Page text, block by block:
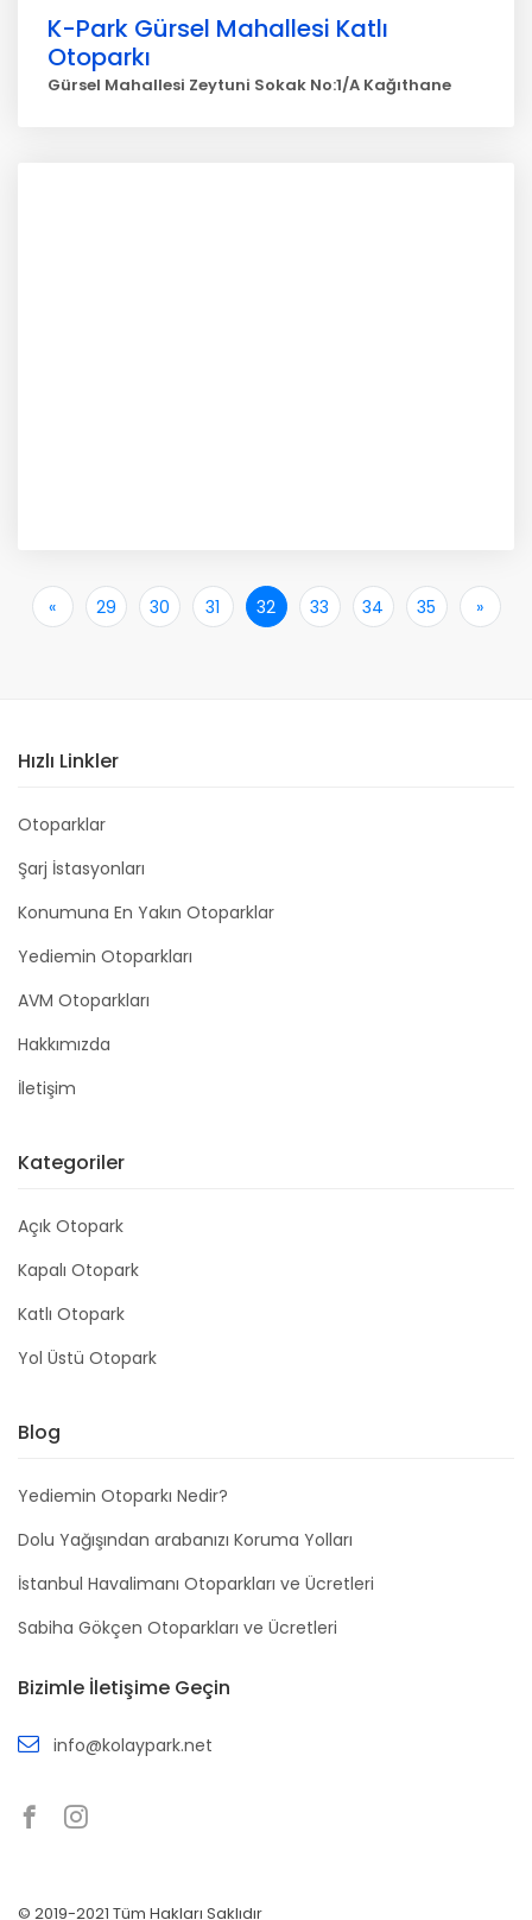
K-Park Gürsel Mahallesi Katlı
Otoparkı
Gürsel Mahallesi Zeytuni Sokak No:1/A Kağıthane
« 29 30 31 32 33 34 35 » Son
Hızlı Linkler
Otoparklar
Şarj İstasyonları
Konumuna En Yakın Otoparklar
Yediemin Otoparkları
AVM Otoparkları
Hakkımızda
İletişim
Kategoriler
Açık Otopark
Kapalı Otopark
Katlı Otopark
Yol Üstü Otopark
Blog
Yediemin Otoparkı Nedir?
Dolu Yağışından arabanızı Koruma Yolları
İstanbul Havalimanı Otoparkları ve Ücretleri
Sabiha Gökçen Otoparkları ve Ücretleri
Bizimle İletişime Geçin
info@kolaypark.net
© 2019-2021 Tüm Hakları Saklıdır